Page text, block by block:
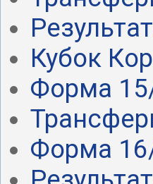
Кубок
Форма
Форма